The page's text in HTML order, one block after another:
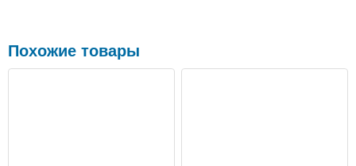
Похожие товары